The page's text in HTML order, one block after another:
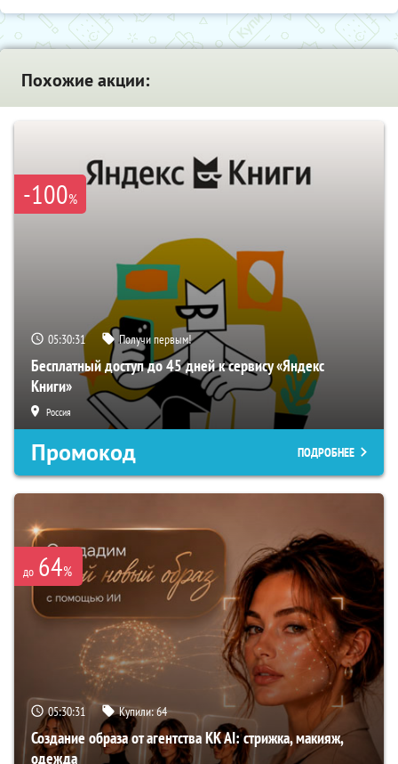
Похожие акции:
-100%
05:30:30 Получи первым!
Бесплатный доступ до 45 дней к сервису «Яндекс
Книги»
Россия
Промокод ПОДРОБНЕЕ
до 64%
05:30:30 Купили:64
Создание образа от агентства KK AI: стрижка, макияж,
одежда